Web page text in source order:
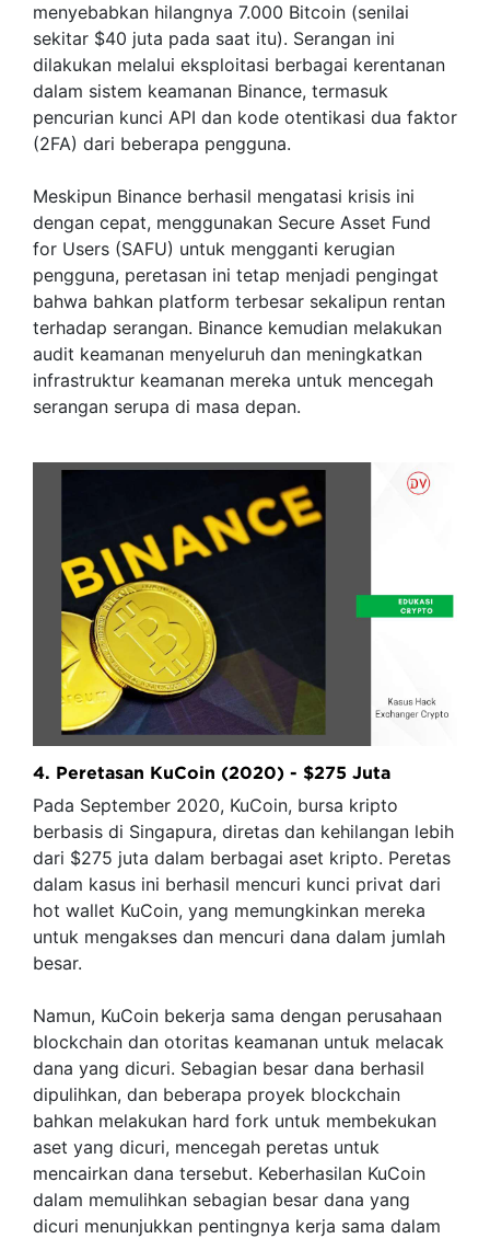
menyebabkan hilangnya 7.000 Bitcoin (senilai
sekitar $40 juta pada saat itu). Serangan ini
dilakukan melalui eksploitasi berbagai kerentanan
dalam sistem keamanan Binance, termasuk
pencurian kunci API dan kode otentikasi dua faktor
(2FA) dari beberapa pengguna.
Meskipun Binance berhasil mengatasi krisis ini
dengan cepat, menggunakan Secure Asset Fund
for Users (SAFU) untuk mengganti kerugian
pengguna, peretasan ini tetap menjadi pengingat
bahwa bahkan platform terbesar sekalipun rentan
terhadap serangan. Binance kemudian melakukan
audit keamanan menyeluruh dan meningkatkan
infrastruktur keamanan mereka untuk mencegah
serangan serupa di masa depan.
4. Peretasan KuCoin (2020) - $275 Juta
Pada September 2020, KuCoin, bursa kripto
berbasis di Singapura, diretas dan kehilangan lebih
dari $275 juta dalam berbagai aset kripto. Peretas
dalam kasus ini berhasil mencuri kunci privat dari
hot wallet KuCoin, yang memungkinkan mereka
untuk mengakses dan mencuri dana dalam jumlah
besar.
Namun, KuCoin bekerja sama dengan perusahaan
blockchain dan otoritas keamanan untuk melacak
dana yang dicuri. Sebagian besar dana berhasil
dipulihkan, dan beberapa proyek blockchain
bahkan melakukan hard fork untuk membekukan
aset yang dicuri, mencegah peretas untuk
mencairkan dana tersebut. Keberhasilan KuCoin
dalam memulihkan sebagian besar dana yang
dicuri menunjukkan pentingnya kerja sama dalam